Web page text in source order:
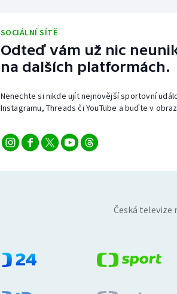
SOCIÁLNÍ SÍTĚ
Odteď vám už nic
na dalších platformách.
Nenechte si nikde ujít nejnovější sportovní
Instagramu, Threads či YouTube a buďte v
Česká televize